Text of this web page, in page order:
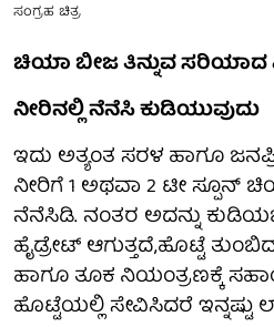
ಸಂಗ್ರಹ ಚಿತ್ರ
ಚಿಯಾ ಬೀಜ ತಿನ್ನುವ ಸರಿಯಾದ
ನೀರಿನಲ್ಲಿ ನೆನೆಸಿ ಕುಡಿಯುವುದು
ಇದು ಅತ್ಯಂತ ಸರಳ ಹಾಗೂ
ನೀರಿಗೆ 1 ಅಥವಾ 2 ಟೀ ಸ್ಪೂನ್
ನೆನೆಸಿಡಿ. ನಂತರ ಅದನ್ನು
ಹೈಡ್ರೇಟ್ ಆಗುತ್ತದೆ,ಹೊಟ್ಟೆ
ಹಾಗೂ ತೂಕ ನಿಯಂತ್ರಣಕ್ಕೆ
ಹೊಟ್ಟೆಯಲ್ಲಿ ಸೇವಿಸಿದರೆ ಇನ್ನಷ್ಟು